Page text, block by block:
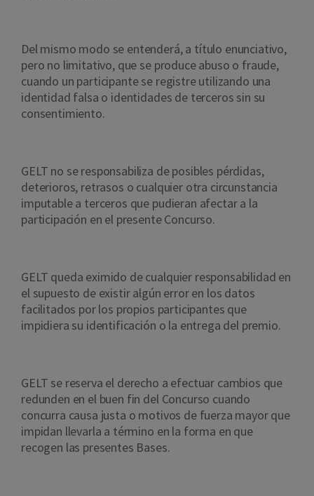
Del mismo modo se entenderá, a título enunciativo,
pero no limitativo, que se produce abuso o fraude,
cuando un participante se registre utilizando una
identidad falsa o identidades de terceros sin su
consentimiento.
GELT no se responsabiliza de posibles pérdidas,
deterioros, retrasos o cualquier otra circunstancia
imputable a terceros que pudieran afectar a la
participación en el presente Concurso.
GELT queda eximido de cualquier responsabilidad en
el supuesto de existir algún error en los datos
facilitados por los propios participantes que
impidiera su identificación o la entrega del premio.
GELT se reserva el derecho a efectuar cambios que
redunden en el buen fin del Concurso cuando
concurra causa justa o motivos de fuerza mayor que
impidan llevarla a término en la forma en que
recogen las presentes Bases.